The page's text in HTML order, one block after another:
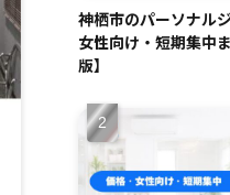
神栖市のパーソナル
女性向け・短期集中
版】